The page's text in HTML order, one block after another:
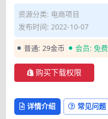
资源分类: 电商项目
发布时间: 2022-10-07
普通: 29金币 会员: 免费
购买下载权限
详情介绍 常见问题